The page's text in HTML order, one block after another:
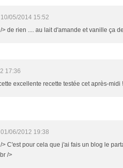
10/05/2014 15:52
> de rien .... au lait d'amande et vanille ça
17:36
excellente recette testée cet après-midi !
01/06/2012 19:38
> C'est pour cela que j'ai fais un blog le
/>